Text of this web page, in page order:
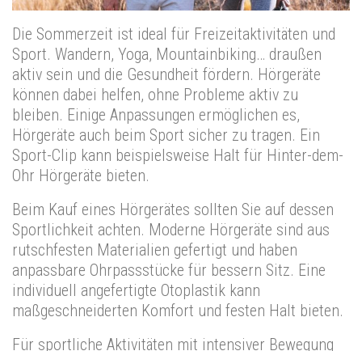
Die Sommerzeit ist ideal für Freizeitaktivitäten und
Sport. Wandern, Yoga, Mountainbiking… draußen
aktiv sein und die Gesundheit fördern. Hörgeräte
können dabei helfen, ohne Probleme aktiv zu
bleiben. Einige Anpassungen ermöglichen es,
Hörgeräte auch beim Sport sicher zu tragen. Ein
Sport-Clip kann beispielsweise Halt für Hinter-dem-
Ohr Hörgeräte bieten.
Beim Kauf eines Hörgerätes sollten Sie auf dessen
Sportlichkeit achten. Moderne Hörgeräte sind aus
rutschfesten Materialien gefertigt und haben
anpassbare Ohrpassstücke für bessern Sitz. Eine
individuell angefertigte Otoplastik kann
maßgeschneiderten Komfort und festen Halt bieten.
Für sportliche Aktivitäten mit intensiver Bewegung